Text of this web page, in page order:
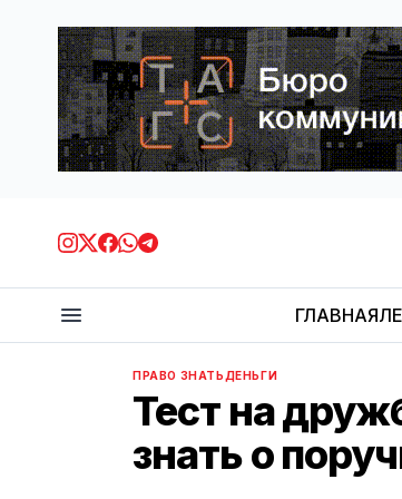
ГЛАВНАЯ
ПРАВО ЗНАТЬДЕНЬГИ
Тест на
знать о